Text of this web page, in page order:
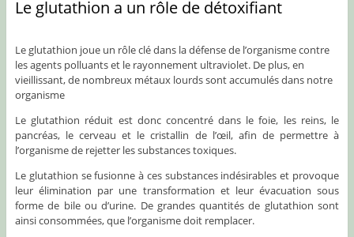
Le glutathion a un rôle de détoxifiant
Le glutathion joue un rôle clé dans la défense de l’organisme contre
les agents polluants et le rayonnement ultraviolet. De plus, en
vieillissant, de nombreux métaux lourds sont accumulés dans notre
organisme
Le glutathion réduit est donc concentré dans le foie, les reins, le
pancréas, le cerveau et le cristallin de l’œil, afin de permettre à
l’organisme de rejetter les substances toxiques.
Le glutathion se fusionne à ces substances indésirables et provoque
leur élimination par une transformation et leur évacuation sous
forme de bile ou d’urine. De grandes quantités de glutathion sont
ainsi consommées, que l’organisme doit remplacer.